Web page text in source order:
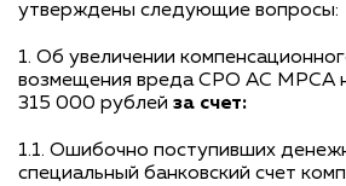
утверждены следующие вопросы:
1. Об увеличении
возмещения вреда СРО АС МРСА
315 000 рублей за счет:
1.1. Ошибочно поступивших
специальный банковский счет